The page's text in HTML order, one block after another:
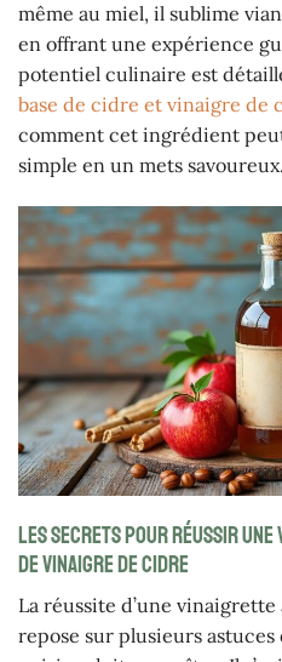
même au miel, il sublime
en offrant une expérience
potentiel culinaire est
base de cidre et vinaigre de
comment cet ingrédient
simple en un mets savoureux.
Les secrets pour réussir
de vinaigre de cidre
La réussite d’une
repose sur plusieurs